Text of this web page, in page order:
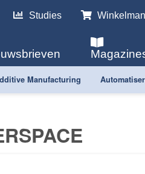
Studies
Manufacturing